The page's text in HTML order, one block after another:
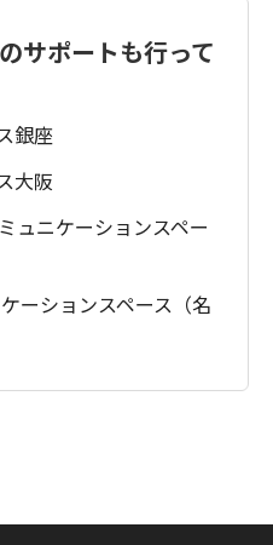
サポートも行って
銀座
大阪
ュニケーションスペー
ーションスペース（名